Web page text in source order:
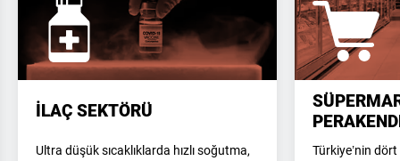
İLAÇ SEKTÖRÜ
Ultra düşük sıcaklıklarda hızlı soğutma,
Türkiye’nin